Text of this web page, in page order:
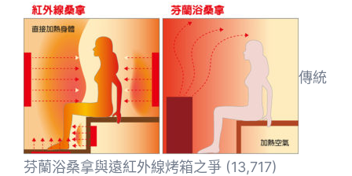
傳統
芬蘭浴桑拿與遠紅外線烤箱之爭 (13,717)